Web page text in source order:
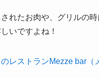
れたお肉や、グリルの
いですよね！
レストランMezze bar（